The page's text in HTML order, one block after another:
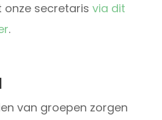
secretaris via dit
.
van groepen zorgen